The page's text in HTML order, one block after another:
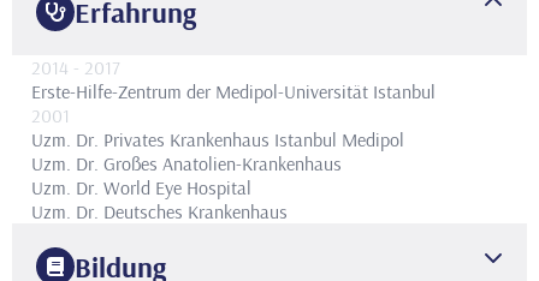
Erfahrung
2014 - 2017
Erste-Hilfe-Zentrum der Medipol-Universität Istanbul
2001
Uzm. Dr. Privates Krankenhaus Istanbul Medipol
Uzm. Dr. Großes Anatolien-Krankenhaus
Uzm. Dr. World Eye Hospital
Uzm. Dr. Deutsches Krankenhaus
Bildung